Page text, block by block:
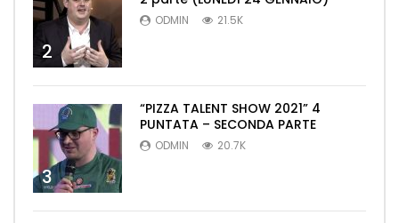
2
ODMIN 21.5K
3
“PIZZA TALENT SHOW 2021” 4
PUNTATA – SECONDA PARTE
ODMIN 20.7K